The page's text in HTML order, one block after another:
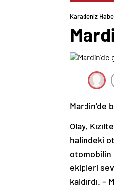
Karadeniz
Mardin’de
Olay,
halindeki
otomobilin
ekipleri
kaldırdı. –